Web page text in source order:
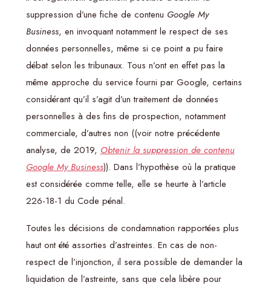
suppression d’une fiche de contenu Google My
Business, en invoquant notamment le respect de ses
données personnelles, même si ce point a pu faire
débat selon les tribunaux. Tous n’ont en effet pas la
même approche du service fourni par Google, certains
considérant qu’il s’agit d’un traitement de données
personnelles à des fins de prospection, notamment
commerciale, d’autres non ((voir notre précédente
analyse, de 2019, Obtenir la suppression de contenu
Google My Business)). Dans l’hypothèse où la pratique
est considérée comme telle, elle se heurte à l’article
226-18-1 du Code pénal.
Toutes les décisions de condamnation rapportées plus
haut ont été assorties d’astreintes. En cas de non-
respect de l’injonction, il sera possible de demander la
liquidation de l’astreinte, sans que cela libère pour